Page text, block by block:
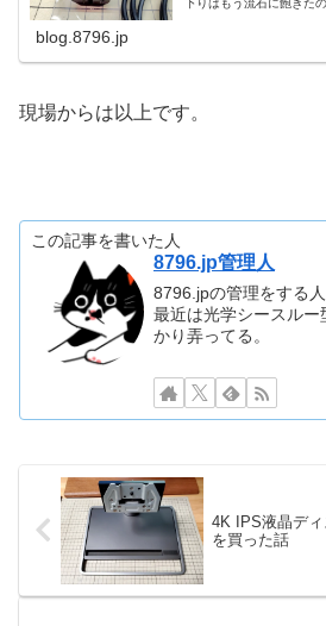
blog.8796.jp
現場からは以上です。
この記事を書いた人
8796.jp管理人
8796.jpの管理をする人
最近は光学シースルー
かり弄ってる。
4K IPS液晶デ
を買った話